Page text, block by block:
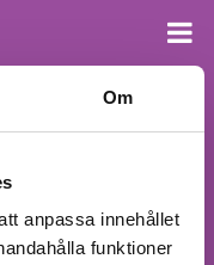
Om
anpassa innehållet
funktioner